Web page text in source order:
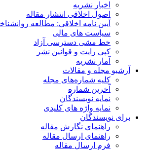
اخبار نشریه
اصول اخلاقی انتشار مقاله
آیین نامه اخلاقی: مطالعه
سیاست های مالی
خط مشی دسترسی آزاد
کپی رایت و قوانین نشر
آمار نشریه
آرشیو مجله و مقالات
کلیه شماره‌های مجله
آخرین شماره
نمایه نویسندگان
نمایه واژه های کلیدی
برای نویسندگان
راهنمای نگارش مقاله
راهنمای ارسال مقاله
فرم ارسال مقاله